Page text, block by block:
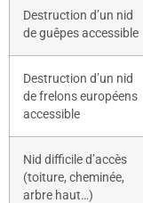
Destruction d’un nid
de guêpes accessible
Destruction d’un nid
de frelons européens
accessible
Nid difficile d’accès
(toiture, cheminée,
arbre haut…)